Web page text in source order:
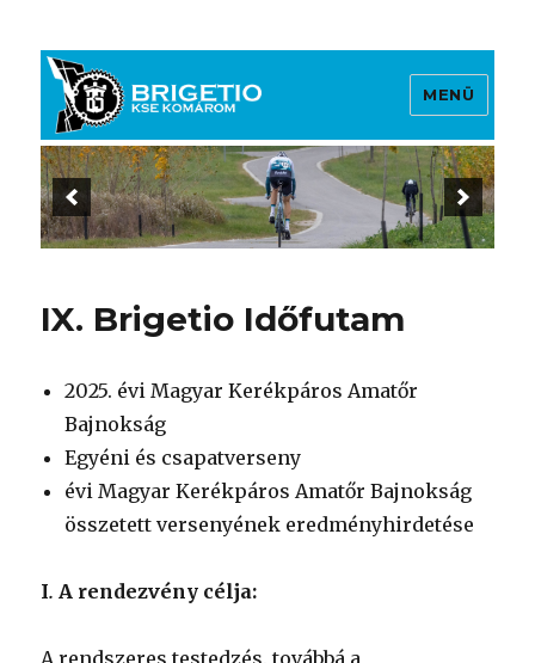
Brigetio KSE
MENÜ
IX. Brigetio Időfutam
2025. évi Magyar Kerékpáros Amatőr
Bajnokság
Egyéni és csapatverseny
évi Magyar Kerékpáros Amatőr Bajnokság
összetett versenyének eredményhirdetése
I.A rendezvény célja: